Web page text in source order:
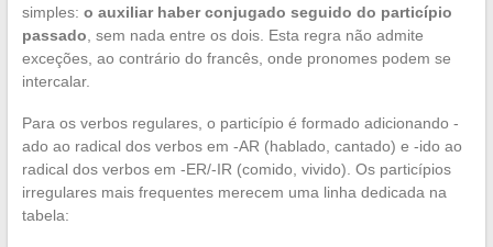
simples: o auxiliar haber conjugado seguido do particípio
passado , sem nada entre os dois. Esta regra não admite
exceções, ao contrário do francês, onde pronomes podem se
intercalar.
Para os verbos regulares, o particípio é formado adicionando -
ado ao radical dos verbos em -AR (hablado, cantado) e -ido ao
radical dos verbos em -ER/-IR (comido, vivido). Os particípios
irregulares mais frequentes merecem uma linha dedicada na
tabela: